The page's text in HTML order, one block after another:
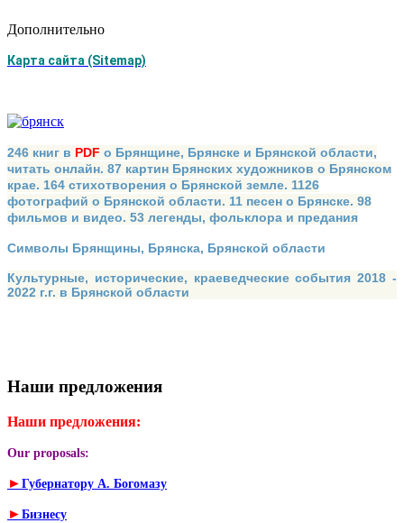
Дополнительно
Карта сайта (Sitemap)
246 книг в PDF о Брянщине, Брянске и Брянской области,
читать онлайн. 87 картин Брянских художников о Брянском
крае. 164 стихотворения о Брянской земле. 1126
фотографий о Брянской области. 11 песен о Брянске. 98
фильмов и видео. 53 легенды, фольклора и предания
Символы Брянщины, Брянска, Брянской области
Культурные, исторические, краеведческие события 2018 -
2022 г.г. в Брянской области
Наши предложения
Наши предложения:
Our proposals:
► Губернатору А. Богомазу
► Бизнесу